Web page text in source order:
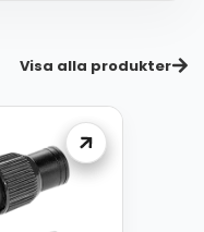
Visa alla produkter